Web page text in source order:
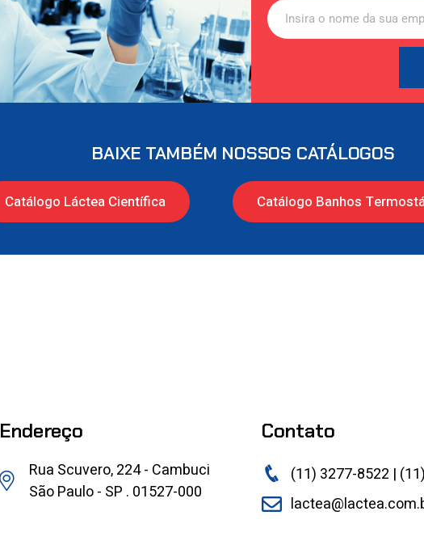
BAIXE TAMBÉM NOSSOS CATÁLOGOS
Catálogo Láctea Científica Catálogo Banhos
Endereço
Rua Scuvero, 224 - Cambuci
São Paulo - SP . 01527-000
Contato
(11) 3277-8522 |